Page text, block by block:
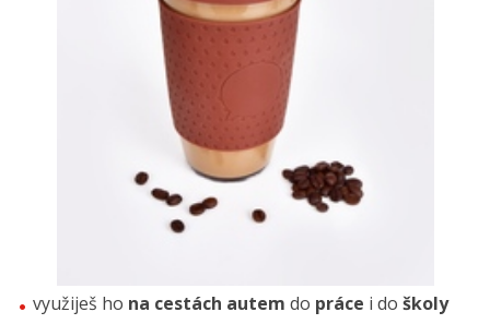
využiješ ho na cestách autem do práce i do školy